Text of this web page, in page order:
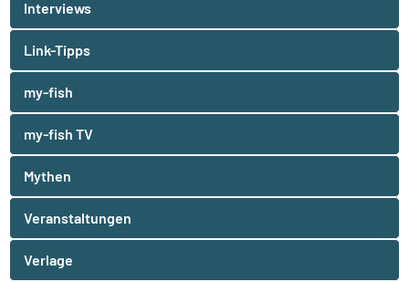
Interviews
Link-Tipps
my-fish
my-fish TV
Mythen
Veranstaltungen
Verlage